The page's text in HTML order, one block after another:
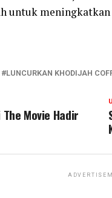
untuk meningkatkan
LUNCURKAN KHODIJAH
Movie Hadir